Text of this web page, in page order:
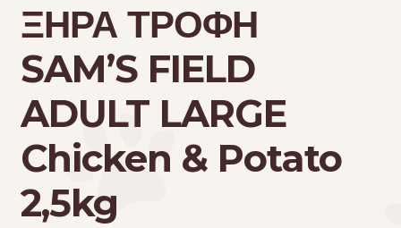
ΞΗΡΑ ΤΡΟΦΗ
SAM’S FIELD
ADULT LARGE
Chicken & Potato
2,5kg